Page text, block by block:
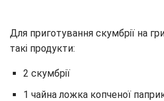
Для приготування скумбрії на
такі продукти:
2 скумбрії
1 чайна ложка копченої